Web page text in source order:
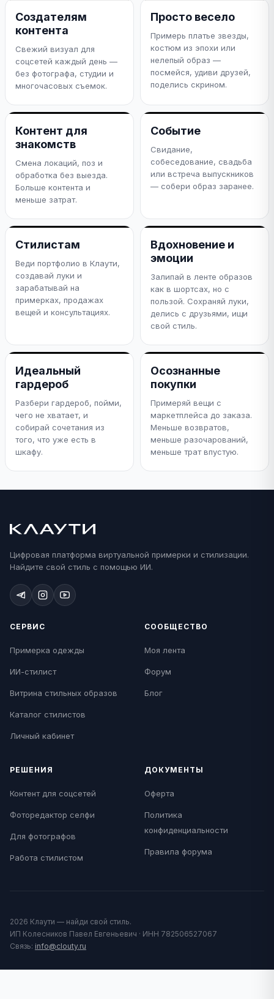
Создателям
контента
Свежий визуал для
соцсетей каждый день —
без фотографа, студии и
многочасовых съемок.
Просто весело
Примерь платье звезды,
костюм из эпохи или
нелепый образ —
посмейся, удиви друзей,
поделись скрином.
Контент для
знакомств
Смена локаций, поз и
обработка без выезда.
Больше контента и
меньше затрат.
Событие
Свидание,
собеседование, свадьба
или встреча выпускников
— собери образ заранее.
Стилистам
Веди портфолио в Клаути,
создавай луки и
зарабатывай на
примерках, продажах
вещей и консультациях.
Вдохновение и
эмоции
Залипай в ленте образов
как в шортсах, но с
пользой. Сохраняй луки,
делись с друзьями, ищи
свой стиль.
Идеальный
гардероб
Разбери гардероб, пойми,
чего не хватает, и
собирай сочетания из
того, что уже есть в
шкафу.
Осознанные
покупки
Примеряй вещи с
маркетплейса до заказа.
Меньше возвратов,
меньше разочарований,
меньше трат впустую.
Цифровая платформа виртуальной примерки и стилизации.
Найдите свой стиль с помощью ИИ.
СЕРВИС
Примерка одежды
ИИ-стилист
Витрина стильных образов
Каталог стилистов
Личный кабинет
СООБЩЕСТВО
Моя лента
Форум
Блог
РЕШЕНИЯ
Контент для соцсетей
Фоторедактор селфи
Для фотографов
Работа стилистом
ДОКУМЕНТЫ
Оферта
Политика
конфиденциальности
Правила форума
2026 Клаути — найди свой стиль.
ИП Колесников Павел Евгеньевич · ИНН 782506527067
Связь: info@clouty.ru